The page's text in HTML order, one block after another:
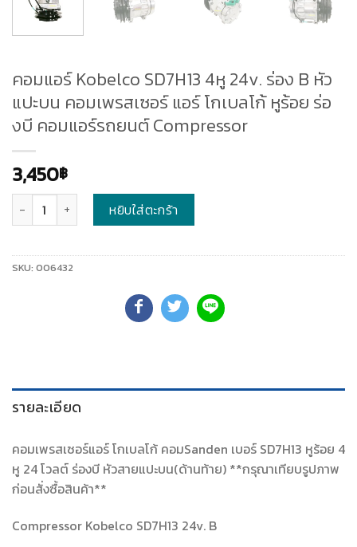
คอมแอร์ Kobelco SD7H13 4หู 24v. ร่อง B หัว
แปะบน คอมเพรสเซอร์ แอร์ โกเบลโก้ หูร้อย ร่อ
งบี คอมแอร์รถยนต์ Compressor
3,450฿
หยิบใส่ตะกร้า
SKU: 006432
รายละเอียด
คอมเพรสเซอร์แอร์ โกเบลโก้ คอมSanden เบอร์ SD7H13 หูร้อย 4
หู 24 โวลต์ ร่องบี หัวสายแปะบน(ด้านท้าย) **กรุณาเทียบรูปภาพ
ก่อนสั่งซื้อสินค้า**
Compressor Kobelco SD7H13 24v. B